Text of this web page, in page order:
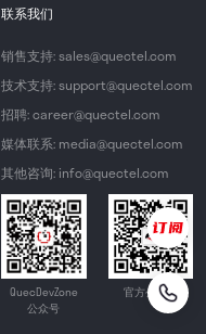
联系我们
销售支持: sales@quectel.com
技术支持: support@quectel.com
招聘: career@quectel.com
媒体联系: media@quectel.com
其他咨询: info@quectel.com
QuecDevZone
公众号
官方公众号